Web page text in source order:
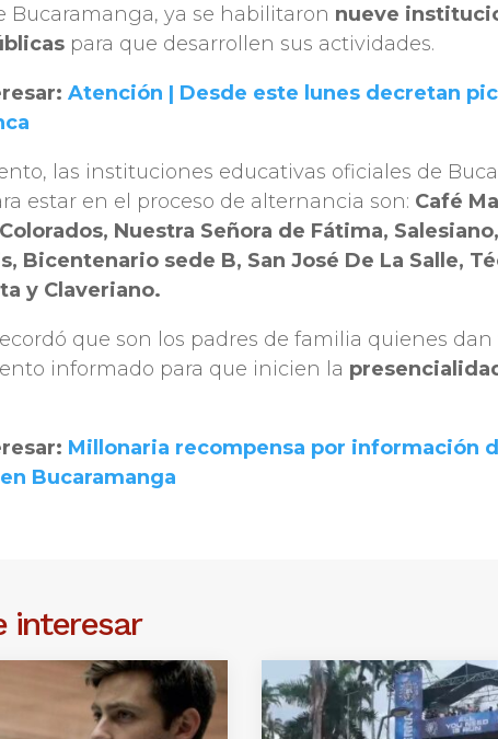
Bucaramanga, ya se habilitaron nueve
para que desarrollen sus actividades.
Atención | Desde este lunes decretan
las instituciones educativas oficiales de
estar en el proceso de alternancia son: Café
Nuestra Señora de Fátima,
Bicentenario sede B, San José De La Salle,
y Claveriano.
que son los padres de familia quienes
informado para que inicien la
Millonaria recompensa por información
Bucaramanga
interesar